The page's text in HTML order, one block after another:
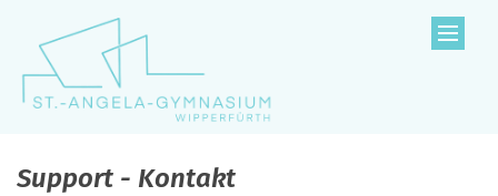
Zum Inhalt springen
Support - Kontakt